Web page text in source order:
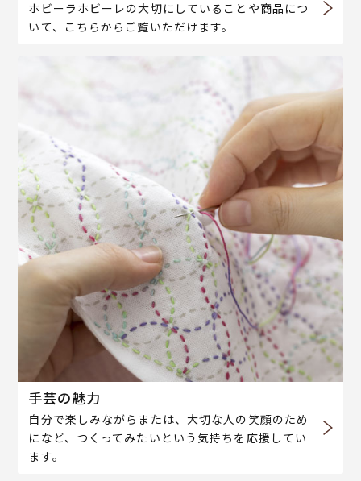
ホビーラホビーレの大切にしていることや商品につ
いて、こちらからご覧いただけます。
手芸の魅力
自分で楽しみながらまたは、大切な人の笑顔のため
になど、つくってみたいという気持ちを応援してい
ます。